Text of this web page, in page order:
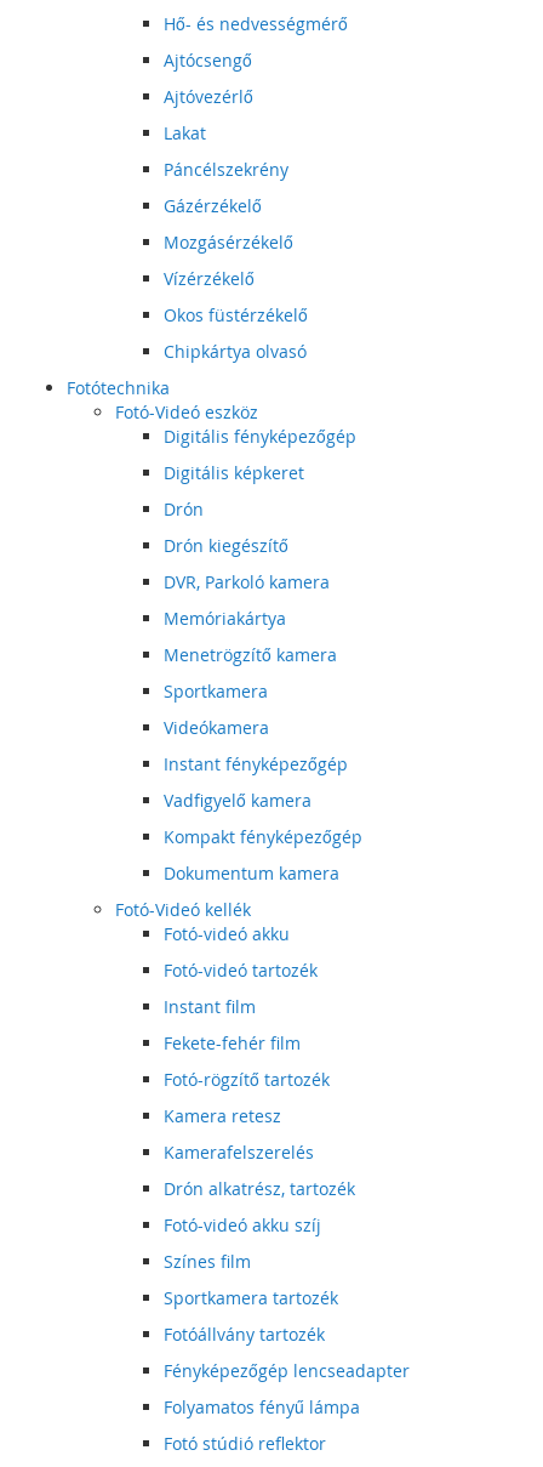
Hő- és nedvességmérő
Ajtócsengő
Ajtóvezérlő
Lakat
Páncélszekrény
Gázérzékelő
Mozgásérzékelő
Vízérzékelő
Okos füstérzékelő
Chipkártya olvasó
Fotótechnika
Fotó-Videó eszköz
Digitális fényképezőgép
Digitális képkeret
Drón
Drón kiegészítő
DVR, Parkoló kamera
Memóriakártya
Menetrögzítő kamera
Sportkamera
Videókamera
Instant fényképezőgép
Vadfigyelő kamera
Kompakt fényképezőgép
Dokumentum kamera
Fotó-Videó kellék
Fotó-videó akku
Fotó-videó tartozék
Instant film
Fekete-fehér film
Fotó-rögzítő tartozék
Kamera retesz
Kamerafelszerelés
Drón alkatrész, tartozék
Fotó-videó akku szíj
Színes film
Sportkamera tartozék
Fotóállvány tartozék
Fényképezőgép lencseadapter
Folyamatos fényű lámpa
Fotó stúdió reflektor